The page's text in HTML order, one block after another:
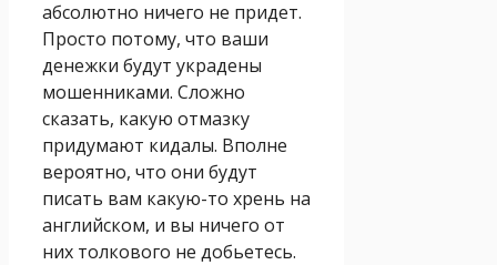
абсолютно ничего не придет.
Просто потому, что ваши
денежки будут украдены
мошенниками. Сложно
сказать, какую отмазку
придумают кидалы. Вполне
вероятно, что они будут
писать вам какую-то хрень на
английском, и вы ничего от
них толкового не добьетесь.